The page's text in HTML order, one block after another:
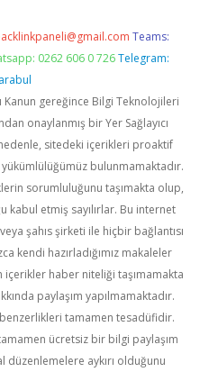
Teams:
0262 606 0 726 Telegram:
Kanun gereğince Bilgi Teknolojileri
onaylanmış bir Yer Sağlayıcı
sitedeki içerikleri proaktif
bulunmamaktadır.
sorumluluğunu taşımakta olup,
kabul etmiş sayılırlar. Bu internet
şahıs şirketi ile hiçbir bağlantısı
kendi hazırladığımız makaleler
içerikler haber niteliği taşımamakta
paylaşım yapılmamaktadır.
tamamen tesadüfidir.
ücretsiz bir bilgi paylaşım
aykırı olduğunu